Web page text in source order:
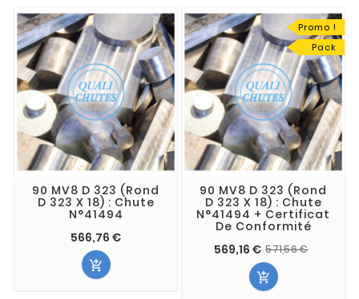
90 MV8 D 323 (Rond
D 323 X 18) : Chute
N°41494
566,76 €

Promo !
Pack
90 MV8 D 323 (Rond
D 323 X 18) : Chute
N°41494 + Certificat
De Conformité
569,16 € 571,56 €
